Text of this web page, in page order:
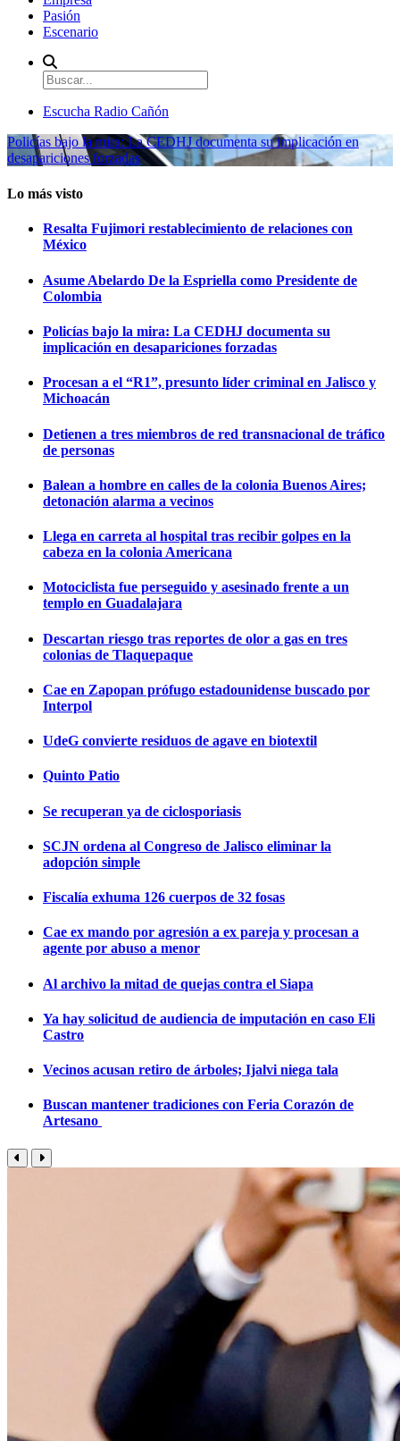
Pasión
Escenario
Escucha Radio Cañón
Policías bajo la mira: La CEDHJ documenta su implicación en
desapariciones forzadas
Lo más visto
Resalta Fujimori restablecimiento de relaciones con
México
Asume Abelardo De la Espriella como Presidente de
Colombia
Policías bajo la mira: La CEDHJ documenta su
implicación en desapariciones forzadas
Procesan a el “R1”, presunto líder criminal en Jalisco y
Michoacán
Detienen a tres miembros de red transnacional de tráfico
de personas
Balean a hombre en calles de la colonia Buenos Aires;
detonación alarma a vecinos
Llega en carreta al hospital tras recibir golpes en la
cabeza en la colonia Americana
Motociclista fue perseguido y asesinado frente a un
templo en Guadalajara
Descartan riesgo tras reportes de olor a gas en tres
colonias de Tlaquepaque
Cae en Zapopan prófugo estadounidense buscado por
Interpol
UdeG convierte residuos de agave en biotextil
Quinto Patio
Se recuperan ya de ciclosporiasis
SCJN ordena al Congreso de Jalisco eliminar la
adopción simple
Fiscalía exhuma 126 cuerpos de 32 fosas
Cae ex mando por agresión a ex pareja y procesan a
agente por abuso a menor
Al archivo la mitad de quejas contra el Siapa
Ya hay solicitud de audiencia de imputación en caso Eli
Castro
Vecinos acusan retiro de árboles; Ijalvi niega tala
Buscan mantener tradiciones con Feria Corazón de
Artesano